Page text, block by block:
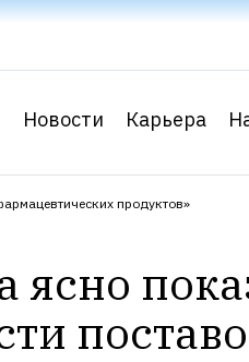
Новости Карьера
продуктов»
ясно